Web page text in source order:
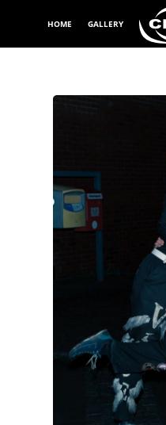
HOME GALLERY
Exponeringstid
1/125 sek
Bländare